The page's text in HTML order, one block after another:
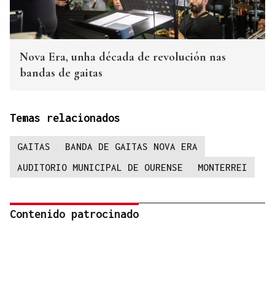
Nova Era, unha década de revolución nas
bandas de gaitas
Temas relacionados
GAITAS
BANDA DE GAITAS NOVA ERA
AUDITORIO MUNICIPAL DE OURENSE
MONTERREI
Contenido patrocinado